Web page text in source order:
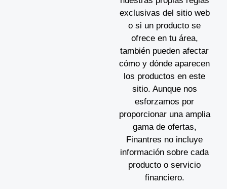
exclusivas del sitio web
o si un producto se
ofrece en tu área,
también pueden afectar
cómo y dónde aparecen
los productos en este
sitio. Aunque nos
esforzamos por
proporcionar una amplia
gama de ofertas,
Finantres no incluye
información sobre cada
producto o servicio
financiero.